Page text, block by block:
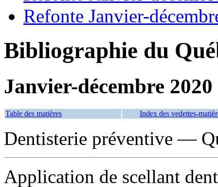
Refonte Janvier-
Bibliographie du
Janvier-décembre 2020
Table des matières Index des vedettes-
Dentisterie préventive —
Application de scellant